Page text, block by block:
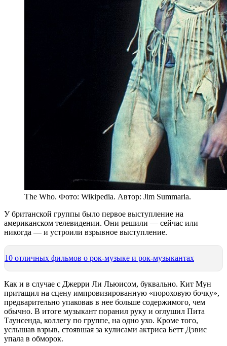
The Who. Фото: Wikipedia. Автор: Jim Summaria.
У британской группы было первое выступление на
американском телевидении. Они решили — сейчас или
никогда — и устроили взрывное выступление.
10 отличных фильмов о рок-музыке и рок-музыкантах
Как и в случае с Джерри Ли Льюисом, буквально. Кит Мун
притащил на сцену импровизированную «пороховую бочку»,
предварительно упаковав в нее больше содержимого, чем
обычно. В итоге музыкант поранил руку и оглушил Пита
Таунсенда, коллегу по группе, на одно ухо. Кроме того,
услышав взрыв, стоявшая за кулисами актриса Бетт Дэвис
упала в обморок.